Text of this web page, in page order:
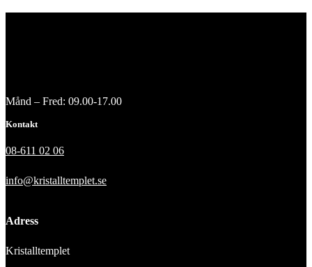
Månd – Fred: 09.00-17.00
Kontakt
08-611 02 06
info@kristalltemplet.se
Adress
Kristalltemplet